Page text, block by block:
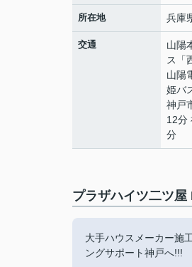
所在地 兵庫
交通 山陽
ス「
山陽
姫バ
神戸
12分
分
プラザハイツ二ツ
大手ハウスメーカー施
ングサポート神戸へ!!!